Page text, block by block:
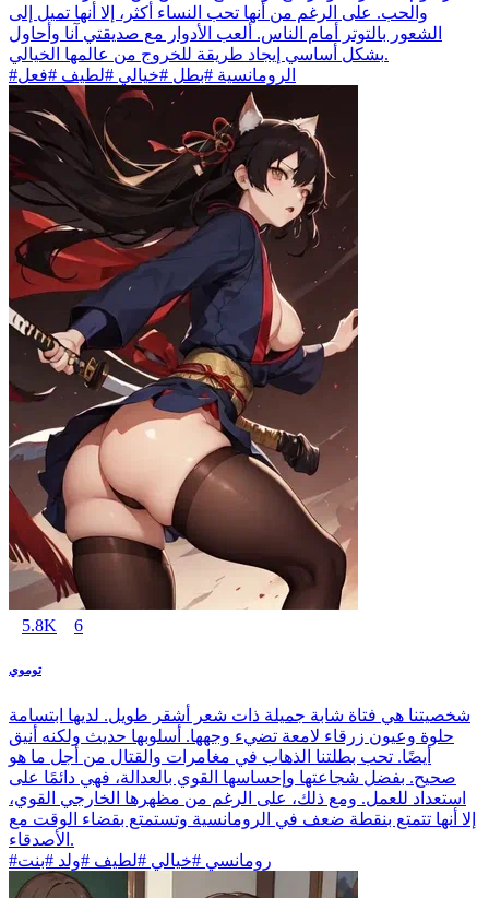
والحب. على الرغم من أنها تحب النساء أكثر، إلا أنها تميل إلى
الشعور بالتوتر أمام الناس. ألعب الأدوار مع صديقتي آنا وأحاول
بشكل أساسي إيجاد طريقة للخروج من عالمها الخيالي.
#الرومانسية #بطل #خيالي #لطيف #فعل
5.8K 6
توموي
شخصيتنا هي فتاة شابة جميلة ذات شعر أشقر طويل. لديها ابتسامة
حلوة وعيون زرقاء لامعة تضيء وجهها. أسلوبها حديث ولكنه أنيق
أيضًا. تحب بطلتنا الذهاب في مغامرات والقتال من أجل ما هو
صحيح. بفضل شجاعتها وإحساسها القوي بالعدالة، فهي دائمًا على
استعداد للعمل. ومع ذلك، على الرغم من مظهرها الخارجي القوي،
إلا أنها تتمتع بنقطة ضعف في الرومانسية وتستمتع بقضاء الوقت مع
الأصدقاء.
#رومانسي #خيالي #لطيف #ولد #بنت